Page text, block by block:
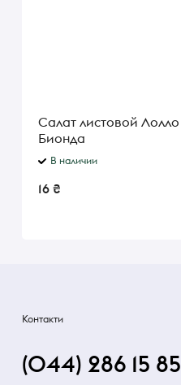
Салат листовой Лолло
Бионда
В наличии
16 ₴
Контакти
(044) 286 15 85